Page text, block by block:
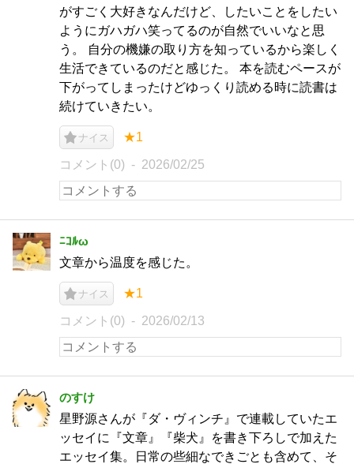
がすごく大好きなんだけど、したいことをしたい
ようにガハガハ笑ってるのが自然でいいなと思
う。 自分の機嫌の取り方を知っているから楽しく
生活できているのだと感じた。 本を読むペースが
下がってしまったけどゆっくり読める時に読書は
続けていきたい。
ナイス ★1
コメント(0) 2026/02/25
ﾆｺﾙω
文章から温度を感じた。
ナイス ★1
コメント(0) 2026/02/13
のすけ
星野源さんが『ダ・ヴィンチ』で連載していたエ
ッセイに『文章』『柴犬』を書き下ろしで加えた
エッセイ集。日常の些細なできごとも含めて、そ